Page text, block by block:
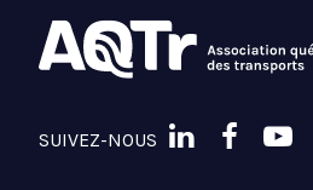
SUIVEZ-NOUS